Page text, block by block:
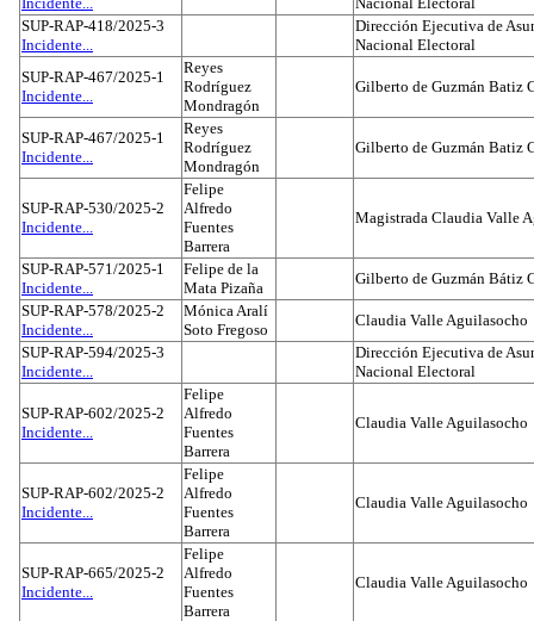
SUP-RAP-418/2025-3
Incidente...
Dirección Ejecutiva de
Nacional Electoral
SUP-RAP-467/2025-1
Incidente...
Reyes
Rodríguez
Mondragón
Gilberto de Guzmán Batiz
SUP-RAP-467/2025-1
Incidente...
Reyes
Rodríguez
Mondragón
Gilberto de Guzmán Batiz
SUP-RAP-530/2025-2
Incidente...
Felipe
Alfredo
Fuentes
Barrera
Magistrada Claudia Valle
SUP-RAP-571/2025-1
Incidente...
Felipe de la
Mata Pizaña
Gilberto de Guzmán Bátiz
SUP-RAP-578/2025-2
Incidente...
Mónica Aralí
Soto Fregoso
Claudia Valle Aguilasocho
SUP-RAP-594/2025-3
Incidente...
Dirección Ejecutiva de
Nacional Electoral
SUP-RAP-602/2025-2
Incidente...
Felipe
Alfredo
Fuentes
Barrera
Claudia Valle Aguilasocho
SUP-RAP-602/2025-2
Incidente...
Felipe
Alfredo
Fuentes
Barrera
Claudia Valle Aguilasocho
SUP-RAP-665/2025-2
Incidente...
Felipe
Alfredo
Fuentes
Barrera
Claudia Valle Aguilasocho